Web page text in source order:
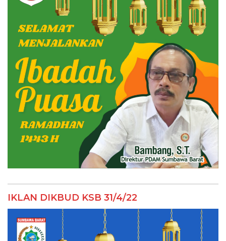
IKLAN DIKBUD KSB 31/4/22